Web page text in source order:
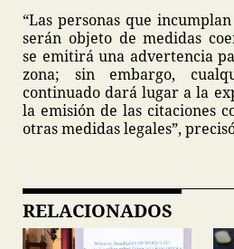
“Las personas que
serán objeto de medidas
se emitirá una advertencia
zona; sin embargo,
continuado dará lugar a la
la emisión de las citaciones
otras medidas legales”,
RELACIONADOS